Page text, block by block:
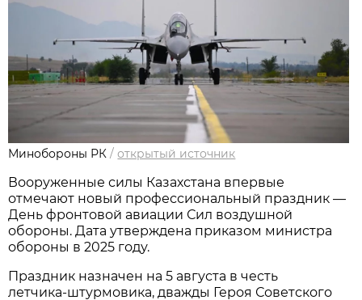
Минобороны РК /открытый источник
Вооруженные силы Казахстана впервые
отмечают новый профессиональный праздник —
День фронтовой авиации Сил воздушной
обороны. Дата утверждена приказом министра
обороны в 2025 году.
Праздник назначен на 5 августа в честь
летчика‑штурмовика, дважды Героя Советского